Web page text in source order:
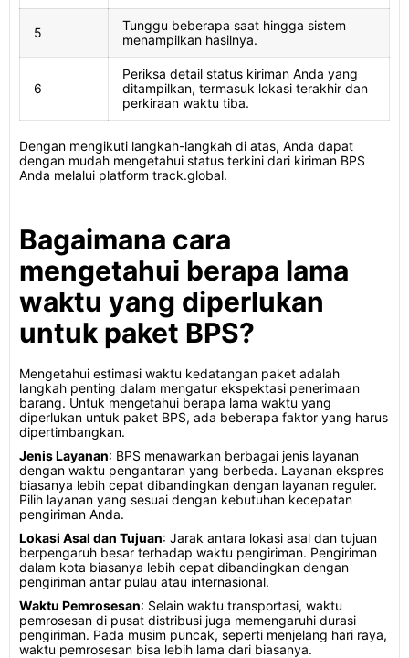
5
Tunggu beberapa saat hingga sistem
menampilkan hasilnya.
6
Periksa detail status kiriman Anda yang
ditampilkan, termasuk lokasi terakhir dan
perkiraan waktu tiba.
Dengan mengikuti langkah-langkah di atas, Anda dapat
dengan mudah mengetahui status terkini dari kiriman BPS
Anda melalui platform track.global.
Bagaimana cara
mengetahui berapa lama
waktu yang diperlukan
untuk paket BPS?
Mengetahui estimasi waktu kedatangan paket adalah
langkah penting dalam mengatur ekspektasi penerimaan
barang. Untuk mengetahui berapa lama waktu yang
diperlukan untuk paket BPS, ada beberapa faktor yang harus
dipertimbangkan.
Jenis Layanan: BPS menawarkan berbagai jenis layanan
dengan waktu pengantaran yang berbeda. Layanan ekspres
biasanya lebih cepat dibandingkan dengan layanan reguler.
Pilih layanan yang sesuai dengan kebutuhan kecepatan
pengiriman Anda.
Lokasi Asal dan Tujuan: Jarak antara lokasi asal dan tujuan
berpengaruh besar terhadap waktu pengiriman. Pengiriman
dalam kota biasanya lebih cepat dibandingkan dengan
pengiriman antar pulau atau internasional.
Waktu Pemrosesan: Selain waktu transportasi, waktu
pemrosesan di pusat distribusi juga memengaruhi durasi
pengiriman. Pada musim puncak, seperti menjelang hari raya,
waktu pemrosesan bisa lebih lama dari biasanya.